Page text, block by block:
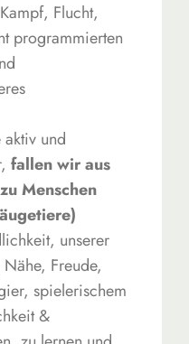
Flucht,
programmierten
und
fallen wir aus
Menschen
unserer
Freude,
spielerischem
&